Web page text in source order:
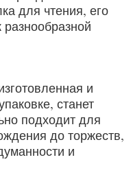
для чтения, его
и
станет
подходит для
до торжеств,
и